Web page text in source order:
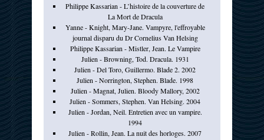
Philippe Kassarian - L’histoire de la couverture de
La Mort de Dracula
Yanne - Knight, Mary-Jane. Vampyre, l'effroyable
journal disparu du Dr Cornelius Van Helsing
Philippe Kassarian - Mistler, Jean. Le Vampire
Julien - Browning, Tod. Dracula. 1931
Julien - Del Toro, Guillermo. Blade 2. 2002
Julien - Norrington, Stephen. Blade. 1998
Julien - Magnat, Julien. Bloody Mallory, 2002
Julien - Sommers, Stephen. Van Helsing. 2004
Julien - Jordan, Neil. Entretien avec un vampire.
1994
Julien - Rollin, Jean. La nuit des horloges. 2007